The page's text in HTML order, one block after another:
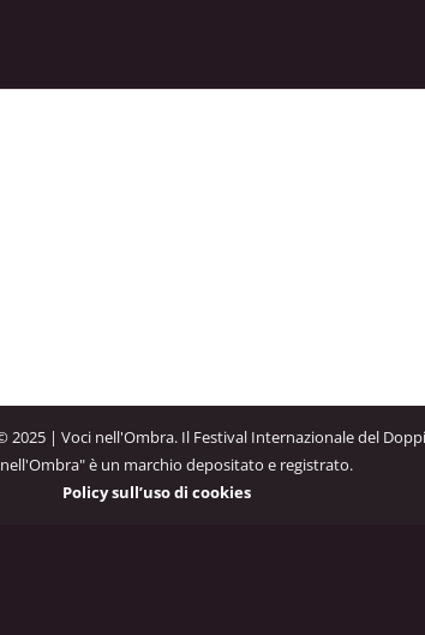
| Voci nell'Ombra. Il Festival Internazionale del
è un marchio depositato e registrato.
Policy sull’uso di cookies